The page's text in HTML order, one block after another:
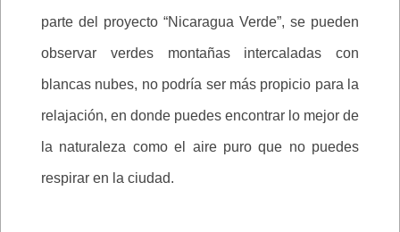
parte del proyecto “Nicaragua Verde”, se pueden
observar verdes montañas intercaladas con
blancas nubes, no podría ser más propicio para la
relajación, en donde puedes encontrar lo mejor de
la naturaleza como el aire puro que no puedes
respirar en la ciudad.